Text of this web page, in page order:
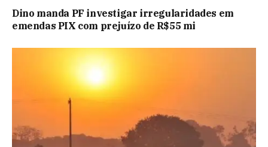
Dino manda PF investigar irregularidades em
emendas PIX com prejuízo de R$55 mi